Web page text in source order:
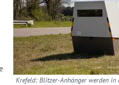
Krefeld: Blitzer-Anhänger werden in